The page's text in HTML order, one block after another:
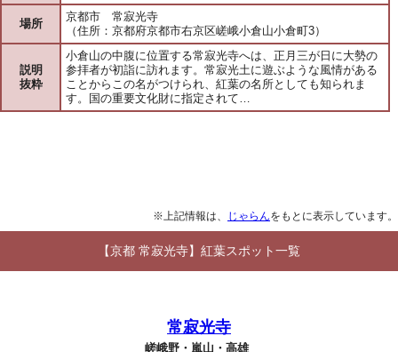
場所
京都市 常寂光寺
（住所：京都府京都市右京区嵯峨小倉山小倉町3）
説明
抜粋
小倉山の中腹に位置する常寂光寺へは、正月三が日に大勢の
参拝者が初詣に訪れます。常寂光土に遊ぶような風情がある
ことからこの名がつけられ、紅葉の名所としても知られま
す。国の重要文化財に指定されて…
※上記情報は、 じゃらんをもとに表示しています。
【京都 常寂光寺】紅葉スポット一覧
常寂光寺
嵯峨野・嵐山・高雄